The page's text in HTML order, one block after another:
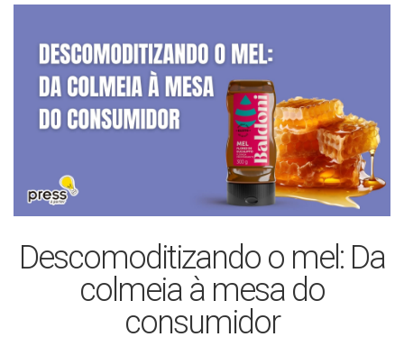
Descomoditizando o mel: Da
colmeia à mesa do
consumidor